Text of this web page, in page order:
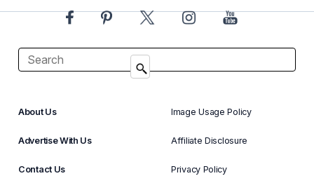
About Us
Advertise With Us
Contact Us
Image Usage Policy
Affiliate Disclosure
Privacy Policy